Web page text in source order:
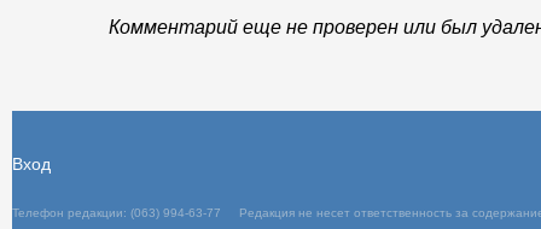
Комментарий еще не проверен или был
Телефон редакции: (063) 994-63-77